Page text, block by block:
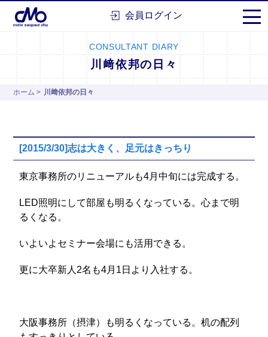
株式会社シーエムオー会員ログイン
CONSULTANT DIARY
川﨑依邦の日々
ホーム > 川﨑依邦の日々
[2015/3/30]志は大きく、足元はきっちり
東京事務所のリニューアルも4月中旬には完成する。
LED照明にして部屋も明るくなっている。心まで明
るくなる。
いよいよセミナー会場にも活用できる。
更に大卒新人2名も4月1日より入社する。
大阪事務所（摂津）も明るくなっている。机の配列